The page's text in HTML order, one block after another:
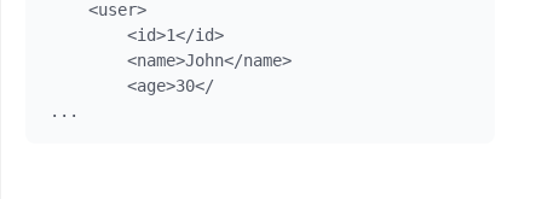
    <user>
        <id>1</id>
        <name>John</name>
        <age>30</